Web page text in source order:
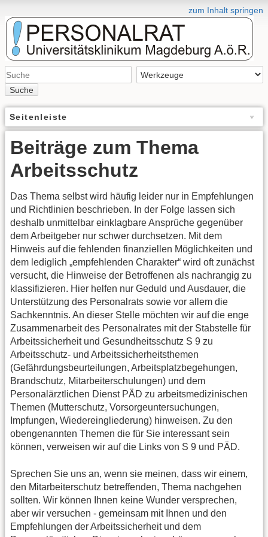
zum Inhalt springen
Suche
Seitenleiste
Beiträge zum Thema
Arbeitsschutz
Das Thema selbst wird häufig leider nur in Empfehlungen
und Richtlinien beschrieben. In der Folge lassen sich
deshalb unmittelbar einklagbare Ansprüche gegenüber
dem Arbeitgeber nur schwer durchsetzen. Mit dem
Hinweis auf die fehlenden finanziellen Möglichkeiten und
dem lediglich „empfehlenden Charakter“ wird oft zunächst
versucht, die Hinweise der Betroffenen als nachrangig zu
klassifizieren. Hier helfen nur Geduld und Ausdauer, die
Unterstützung des Personalrats sowie vor allem die
Sachkenntnis. An dieser Stelle möchten wir auf die enge
Zusammenarbeit des Personalrates mit der Stabstelle für
Arbeitssicherheit und Gesundheitsschutz S 9 zu
Arbeitsschutz- und Arbeitssicherheitsthemen
(Gefährdungsbeurteilungen, Arbeitsplatzbegehungen,
Brandschutz, Mitarbeiterschulungen) und dem
Personalärztlichen Dienst PÄD zu arbeitsmedizinischen
Themen (Mutterschutz, Vorsorgeuntersuchungen,
Impfungen, Wiedereingliederung) hinweisen. Zu den
obengenannten Themen die für Sie interessant sein
können, verweisen wir auf die Links von S 9 und PÄD.
Sprechen Sie uns an, wenn sie meinen, dass wir einem,
den Mitarbeiterschutz betreffenden, Thema nachgehen
sollten. Wir können Ihnen keine Wunder versprechen,
aber wir versuchen - gemeinsam mit Ihnen und den
Empfehlungen der Arbeitssicherheit und dem